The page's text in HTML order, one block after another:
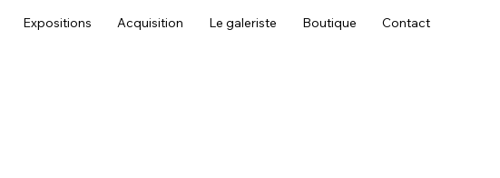
Expositions Acquisition Le galeriste Boutique Contact